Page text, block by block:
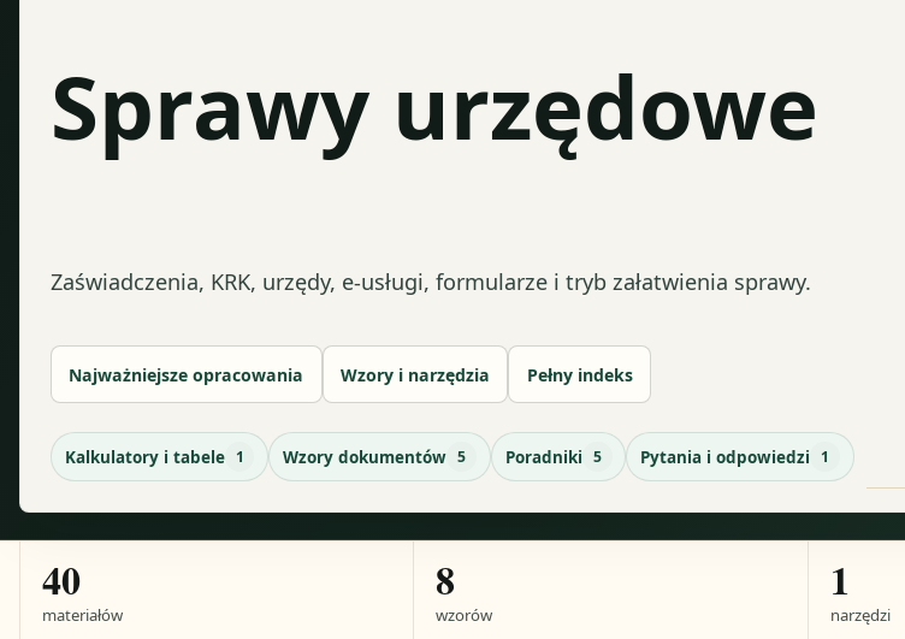
Sprawy urzędowe
Zaświadczenia, KRK, urzędy, e-usługi, formularze i tryb załatwienia sprawy.
Najważniejsze opracowania Wzory i narzędzia Pełny indeks
Kalkulatory i tabele 1 Wzory dokumentów 5 Poradniki 5 Pytania i odpowiedzi 1
40
materiałów
8
wzorów
1
narzędzi